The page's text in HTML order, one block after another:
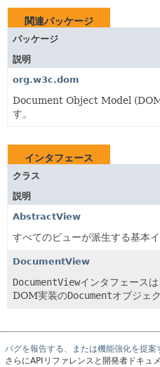
関連パッケージ
パッケージ
説明
org.w3c.dom
Document Object Model
す。
インタフェース
クラス
説明
AbstractView
すべてのビューが派生する基本イ
DocumentView
DocumentViewインタフェース
DOM実装のDocumentオブジェ
バグを報告する、または機能強化を提案
さらにAPIリファレンスと開発者ドキュ